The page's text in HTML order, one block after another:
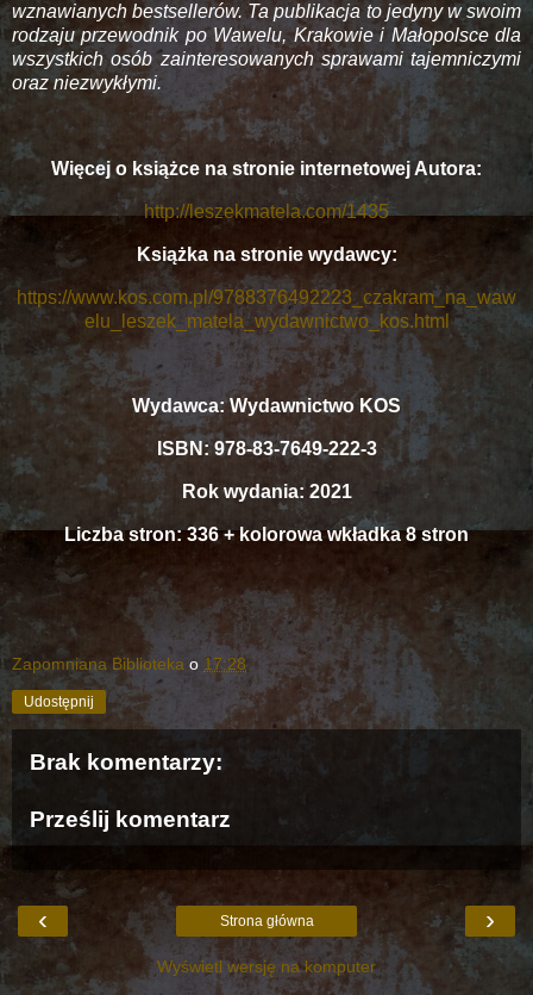
wznawianych bestsellerów. Ta publikacja to jedyny w swoim
rodzaju przewodnik po Wawelu, Krakowie i Małopolsce dla
wszystkich osób zainteresowanych sprawami tajemniczymi
oraz niezwykłymi.
Więcej o książce na stronie internetowej Autora:
http://leszekmatela.com/1435
Książka na stronie wydawcy:
https://www.kos.com.pl/9788376492223_czakram_na_waw
elu_leszek_matela_wydawnictwo_kos.html
Wydawca: Wydawnictwo KOS
ISBN: 978-83-7649-222-3
Rok wydania: 2021
Liczba stron: 336 + kolorowa wkładka 8 stron
Zapomniana Biblioteka o 17:28
Udostępnij
Brak komentarzy:
Prześlij komentarz
‹ ›
Strona główna
Wyświetl wersję na komputer